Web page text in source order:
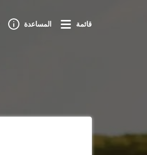
المساعدة قائمة